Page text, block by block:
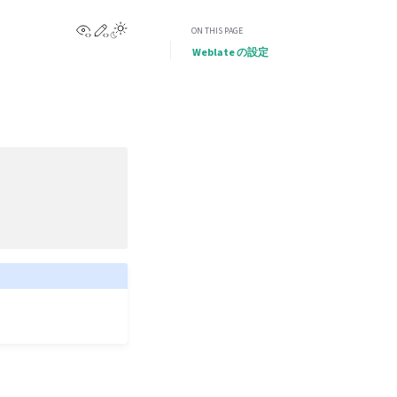
View this page
Edit this pageON THIS PAGE
Weblate の設定